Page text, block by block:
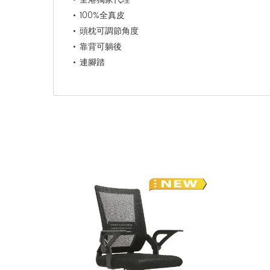
100%全真皮
頭枕可調節角度
靠背可躺後
連腳踏